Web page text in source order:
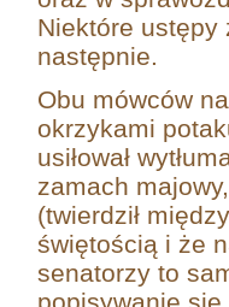
Niektóre ustępy
następnie.
Obu mówców
okrzykami
usiłował
zamach
(twierdził
świętością i że
senatorzy to